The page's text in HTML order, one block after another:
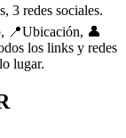
3 redes sociales.
📍Ubicación, 👤
los links y redes
lugar.